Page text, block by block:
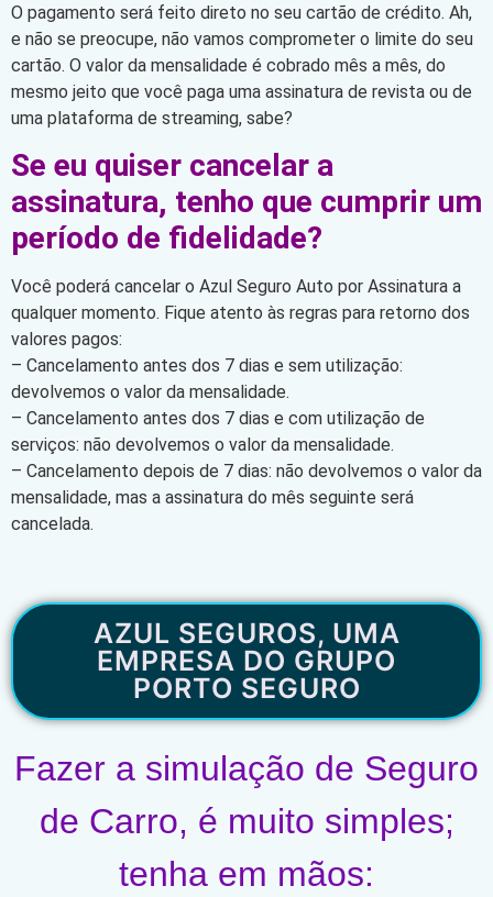
O pagamento será feito direto no seu cartão de crédito. Ah,
e não se preocupe, não vamos comprometer o limite do seu
cartão. O valor da mensalidade é cobrado mês a mês, do
mesmo jeito que você paga uma assinatura de revista ou de
uma plataforma de streaming, sabe?
Se eu quiser cancelar a
assinatura, tenho que cumprir um
período de fidelidade?
Você poderá cancelar o Azul Seguro Auto por Assinatura a
qualquer momento. Fique atento às regras para retorno dos
valores pagos:
– Cancelamento antes dos 7 dias e sem utilização:
devolvemos o valor da mensalidade.
– Cancelamento antes dos 7 dias e com utilização de
serviços: não devolvemos o valor da mensalidade.
– Cancelamento depois de 7 dias: não devolvemos o valor da
mensalidade, mas a assinatura do mês seguinte será
cancelada.
AZUL SEGUROS, UMA
EMPRESA DO GRUPO
PORTO SEGURO
Fazer a simulação de Seguro
de Carro, é muito simples;
tenha em mãos: